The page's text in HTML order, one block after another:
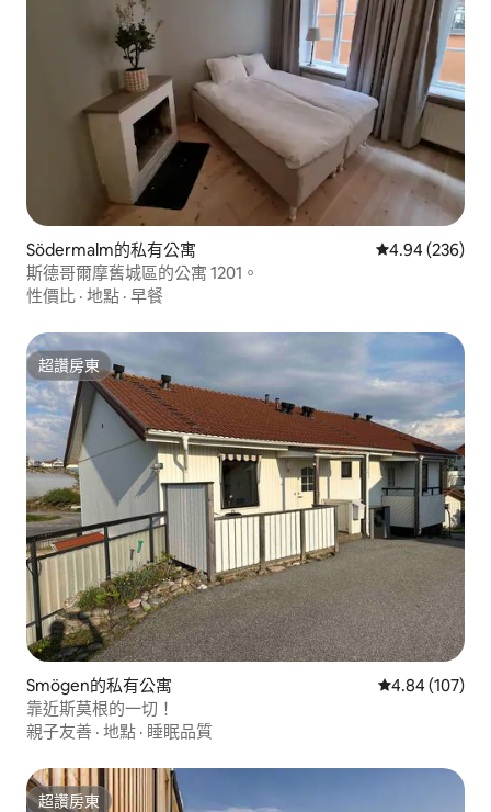
Södermalm的私有公寓 從 236 則評價
4.94 (236)
斯德哥爾摩舊城區的公寓 1201。
性價比 · 地點 · 早餐
超讚房東
超讚房東
Smögen的私有公寓 從 107 則評價
4.84 (107)
靠近斯莫根的一切！
親子友善 · 地點 · 睡眠品質
超讚房東